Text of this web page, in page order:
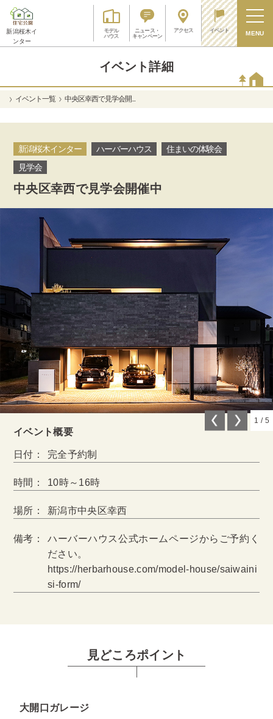
新潟桜木イ
ンター
モデル
ハウス
ニュース・
キャンペーン
アクセス イベント MENU
イベント詳細
イベント一覧 中央区幸西で見学会開...
新潟桜木インター ハーバーハウス
住まいの体験会
見学会
中央区幸西で見学会開催中
1 / 5
イベント概要
日付： 完全予約制
時間： 10時～16時
場所： 新潟市中央区幸西
備考：
ハーバーハウス公式ホームページからご予約く
ださい。
https://herbarhouse.com/model-house/saiwaini
si-form/
見どころポイント
大開口ガレージ